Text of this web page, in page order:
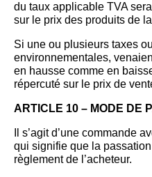
du taux applicable TVA
sur le prix des produits de
Si une ou plusieurs taxes
environnementales,
en hausse comme en
répercuté sur le prix de
ARTICLE 10 – MODE DE
Il s’agit d’une commande
qui signifie que la
règlement de l’acheteur.